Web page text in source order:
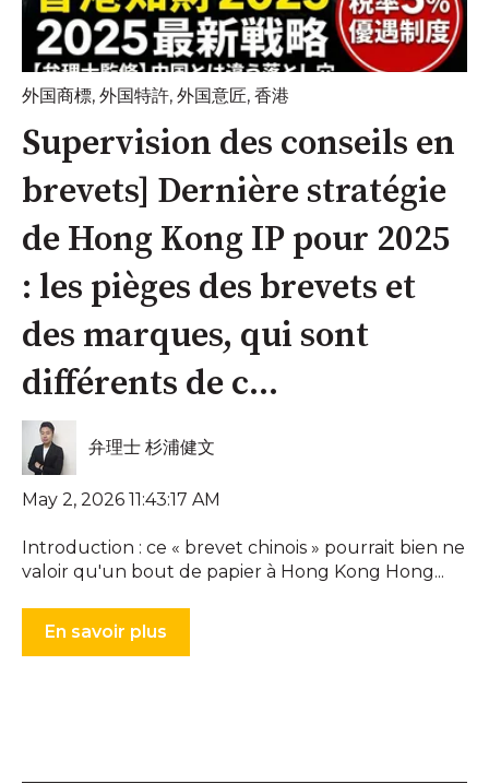
外国商標, 外国特許, 外国意匠, 香港
Supervision des conseils en
brevets] Dernière stratégie
de Hong Kong IP pour 2025
: les pièges des brevets et
des marques, qui sont
différents de c...
弁理士 杉浦健文
May 2, 2026 11:43:17 AM
Introduction : ce « brevet chinois » pourrait bien ne
valoir qu'un bout de papier à Hong Kong Hong...
En savoir plus